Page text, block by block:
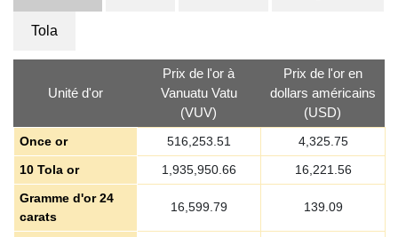
Tola
Unité d'or
Prix de l'or à
Vanuatu Vatu
(VUV)
Prix de l'or en
dollars américains
(USD)
Once or 516,253.51
4,325.75
10 Tola or
1,935,950.66
16,221.56
Gramme d'or 24
carats
16,599.79 139.09